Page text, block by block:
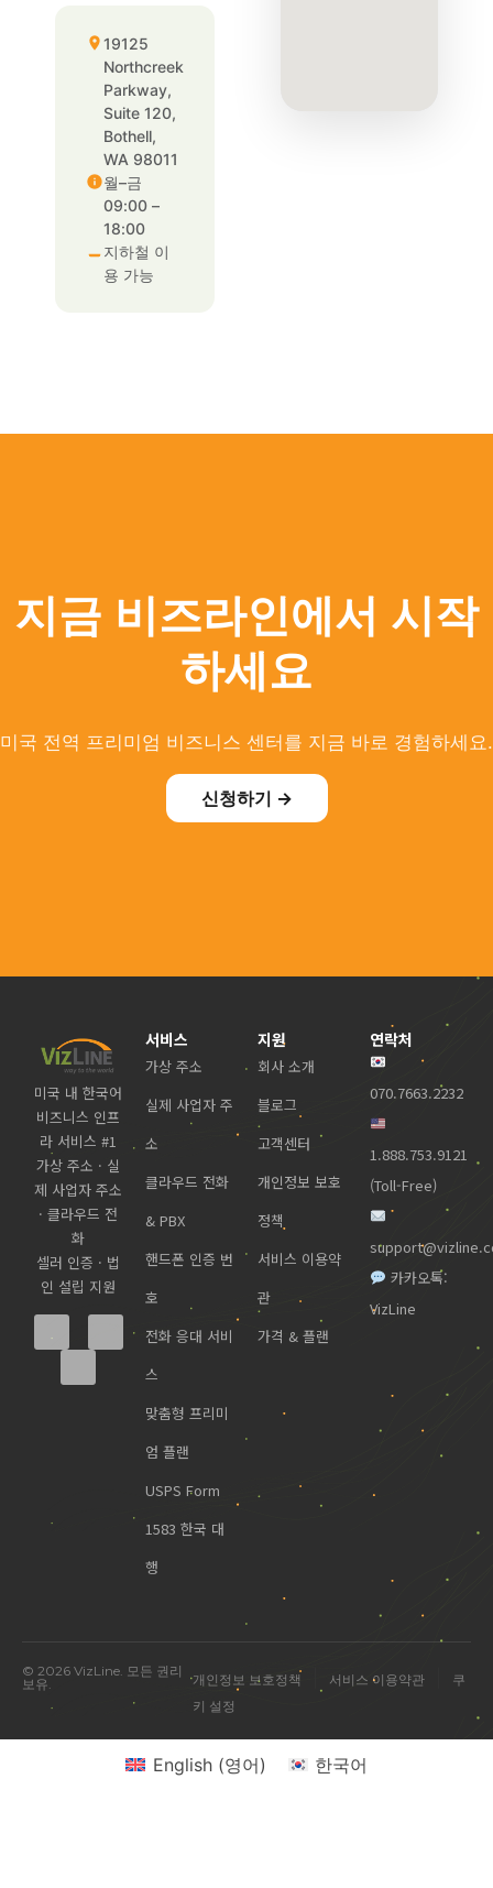
19125
Northcreek
Parkway,
Suite 120,
Bothell,
WA 98011
월–금
09:00 –
18:00
지하철 이
용 가능
지금 비즈라인에서 시작
하세요
미국 전역 프리미엄 비즈니스 센터를 지금 바로 경험하세요.
신청하기 →
미국 내 한국어
비즈니스 인프
라 서비스 #1
가상 주소 · 실
제 사업자 주소
· 클라우드 전
화
셀러 인증 · 법
인 설립 지원
서비스
가상 주소
실제 사업자 주
소
클라우드 전화
& PBX
핸드폰 인증 번
호
전화 응대 서비
스
맞춤형 프리미
엄 플랜
USPS Form
1583 한국 대
행
지원
회사 소개
블로그
고객센터
개인정보 보호
정책
서비스 이용약
관
가격 & 플랜
연락처
070.7663.2232
1.888.753.9121
(Toll-Free)
카카오톡:
VizLine
© 2026 VizLine. 모든 권리
보유.
개인정보 보호정책 서비스 이용약관
쿠
키 설정
English(영어) 한국어